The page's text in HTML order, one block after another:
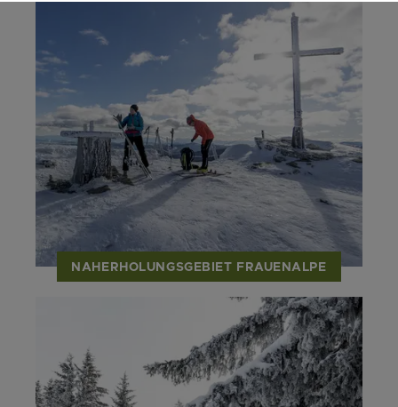
NAHERHOLUNGSGEBIET FRAUENALPE